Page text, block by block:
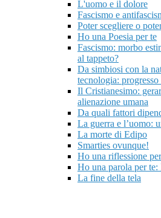
L'uomo e il dolore
Fascismo e
Poter scegliere o
Ho una Poesia per te
Fascismo: morbo
al tappeto?
Da simbiosi con la
tecnologia: progresso
Il Cristianesimo:
alienazione umana
Da quali fattori
La guerra e l’uomo:
La morte di Edipo
Smarties ovunque!
Ho una riflessione
Ho una parola per te:
La fine della tela